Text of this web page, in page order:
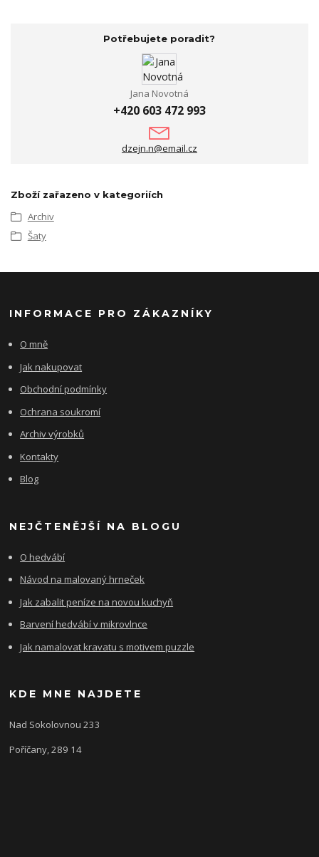
Potřebujete poradit?
Jana Novotná
+420 603 472 993
dzejn.n@email.cz
Zboží zařazeno v kategoriích
Archiv
Šaty
INFORMACE PRO ZÁKAZNÍKY
O mně
Jak nakupovat
Obchodní podmínky
Ochrana soukromí
Archiv výrobků
Kontakty
Blog
NEJČTENĚJŠÍ NA BLOGU
O hedvábí
Návod na malovaný hrneček
Jak zabalit peníze na novou kuchyň
Barvení hedvábí v mikrovlnce
Jak namalovat kravatu s motivem puzzle
KDE MNE NAJDETE
Nad Sokolovnou 233
Poříčany, 289 14